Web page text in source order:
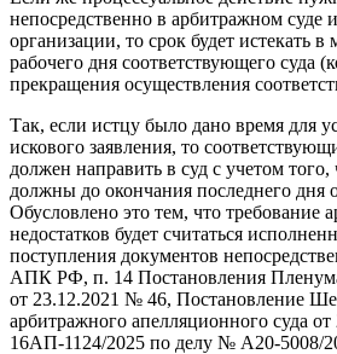
непосредственно в арбитражном суде
организации, то срок будет истекать
рабочего дня соответствующего суда
прекращения осуществления
Так, если истцу было дано время для
искового заявления, то
должен направить в суд с учетом того,
должны до окончания последнего дня
Обусловлено это тем, что требование
недостатков будет считаться
поступления документов
АПК РФ, п. 14 Постановления
от 23.12.2021 № 46, Постановление
арбитражного апелляционного суда
16АП-1124/2025 по делу № А20-5008/